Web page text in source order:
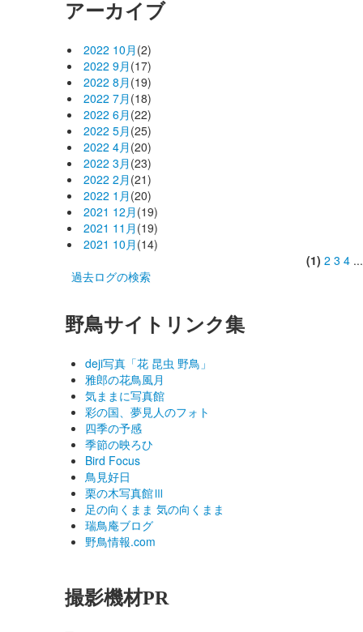
アーカイブ
2022 10月 (2)
2022 9月 (17)
2022 8月 (19)
2022 7月 (18)
2022 6月 (22)
2022 5月 (25)
2022 4月 (20)
2022 3月 (23)
2022 2月 (21)
2022 1月 (20)
2021 12月 (19)
2021 11月 (19)
2021 10月 (14)
(1) 2 3 4
過去ログの検索
野鳥サイトリンク集
deji写真「花 昆虫 野鳥」
雅郎の花鳥風月
気ままに写真館
彩の国、夢見人のフォト
四季の予感
季節の映ろひ
Bird Focus
鳥見好日
栗の木写真館Ⅲ
足の向くまま 気の向くまま
瑞鳥庵ブログ
野鳥情報.com
撮影機材PR